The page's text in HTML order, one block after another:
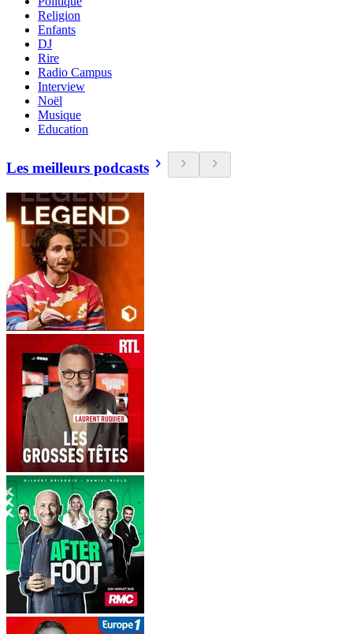
Religion
Enfants
DJ
Rire
Radio Campus
Interview
Noël
Musique
Education
Les meilleurs podcasts